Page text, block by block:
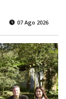
07 Ago 2026